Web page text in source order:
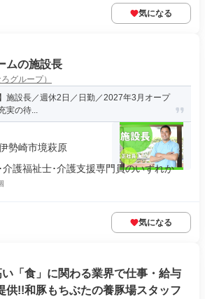
気になる
ムの施設長
グループ）
施設長／週休2日／日勤／2027年3月オープ
実の待...
勢崎市境萩原
護福祉士･介護支援専門員のいずれか
気になる
「食」に関わる業界で仕事・給与
供!!和豚もちぶたの養豚場スタッフ